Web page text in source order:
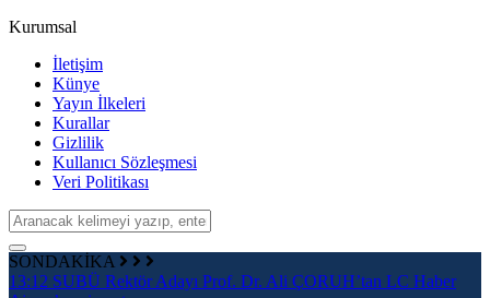
Kurumsal
İletişim
Künye
Yayın İlkeleri
Kurallar
Gizlilik
Kullanıcı Sözleşmesi
Veri Politikası
SONDAKİKA
13:12 SUBÜ Rektör Adayı Prof. Dr. Ali ÇORUH’tan LC Haber